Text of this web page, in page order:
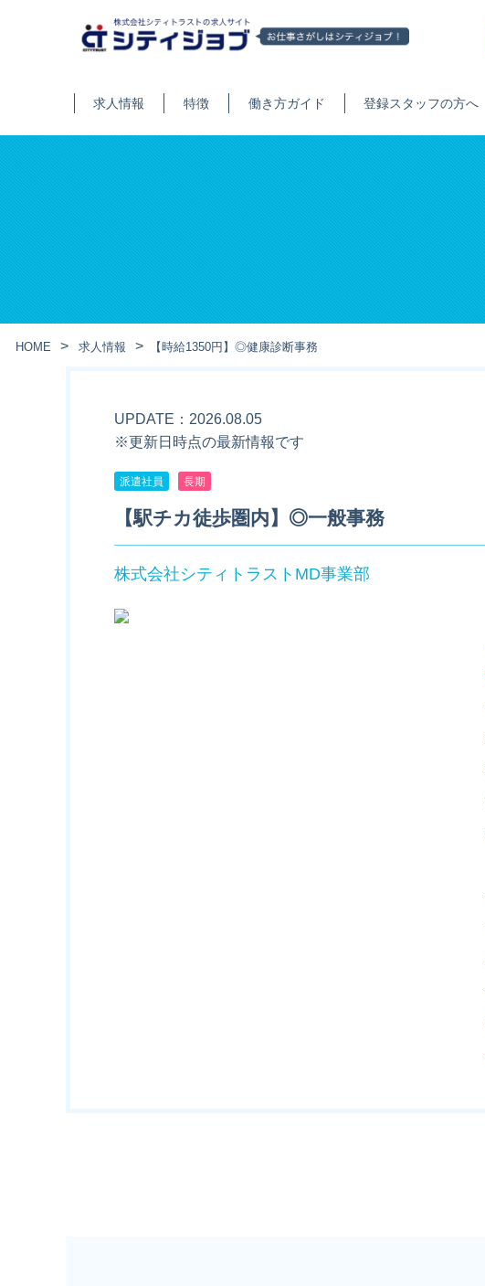
求人情報 特徴 働き方ガイド 登録スタッフの方へ
HOME 求人情報 【時給1350円】◎健康診断事務
UPDATE：2026.08.05
※更新日時点の最新情報です
派遣社員 長期
【駅チカ徒歩圏内】◎一般事務
株式会社シティトラストMD事業部